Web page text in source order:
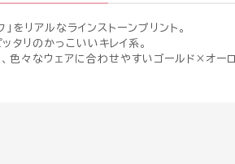
」をリアルなラインストーンプリント。
タリのかっこいいキレイ系。
色々なウェアに合わせやすいゴールド×オー